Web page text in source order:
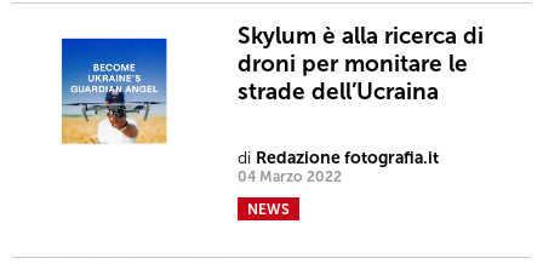
Skylum è alla ricerca di
droni per monitare le
strade dell’Ucraina
di Redazione fotografia.it
04 Marzo 2022
NEWS